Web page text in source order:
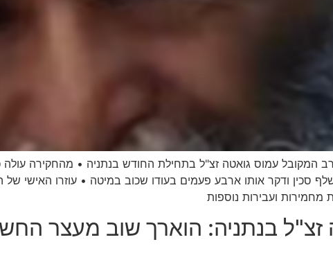
סכין ודקר אותו ארבע פעמים בעודו שכוב במיטה • עוזרו האישי
ועבירות נוספות
בנתניה: הוארך שוב מעצר